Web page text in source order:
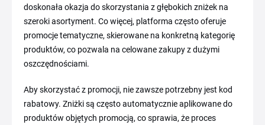
doskonała okazja do skorzystania z głębokich zniżek na
szeroki asortyment. Co więcej, platforma często oferuje
promocje tematyczne, skierowane na konkretną kategorię
produktów, co pozwala na celowane zakupy z dużymi
oszczędnościami.
Aby skorzystać z promocji, nie zawsze potrzebny jest kod
rabatowy. Zniżki są często automatycznie aplikowane do
produktów objętych promocją, co sprawia, że proces